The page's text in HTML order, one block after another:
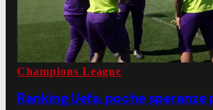
Champions League
Ranking Uefa, poche